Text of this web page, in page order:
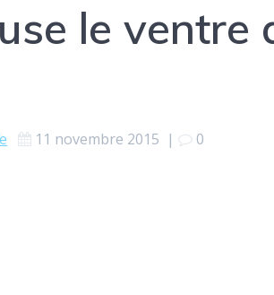
le ventre
11 novembre 2015 | 0